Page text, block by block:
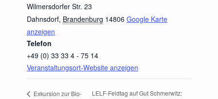
Wilmersdorfer Str. 23
Dahnsdorf, Brandenburg 14806 Google Karte
anzeigen
Telefon
+49 (0) 33 33 4 - 75 14
Veranstaltungsort-Website anzeigen
Exkursion zur Bio- LELF-Feldtag auf Gut Schmerwitz: